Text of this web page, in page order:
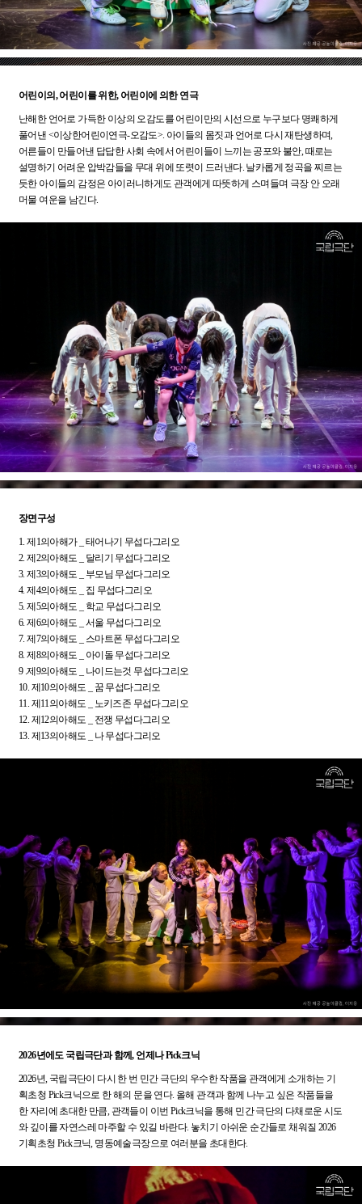
어린이의, 어린이를 위한, 어린이에 의한 연극
난해한 언어로 가득한 이상의 오감도를 어린이만의 시선으로 누구보다 명쾌하게
풀어낸 <이상한어린이연극-오감도>. 아이들의 몸짓과 언어로 다시 재탄생하며,
어른들이 만들어낸 답답한 사회 속에서 어린이들이 느끼는 공포와 불안, 때로는
설명하기 어려운 압박감들을 무대 위에 또렷이 드러낸다. 날카롭게 정곡을 찌르는
듯한 아이들의 감정은 아이러니하게도 관객에게 따뜻하게 스며들며 극장 안 오래
머물 여운을 남긴다.
장면구성
1. 제1의아해가 _ 태어나기 무섭다그리오
2. 제2의아해도 _ 달리기 무섭다그리오
3. 제3의아해도 _ 부모님 무섭다그리오
4. 제4의아해도 _ 집 무섭다그리오
5. 제5의아해도 _ 학교 무섭다그리오
6. 제6의아해도 _ 서울 무섭다그리오
7. 제7의아해도 _ 스마트폰 무섭다그리오
8. 제8의아해도 _ 아이돌 무섭다그리오
9 .제9의아해도 _ 나이드는것 무섭다그리오
10. 제10의아해도 _ 꿈 무섭다그리오
11. 제11의아해도 _ 노키즈존 무섭다그리오
12. 제12의아해도 _ 전쟁 무섭다그리오
13. 제13의아해도 _ 나 무섭다그리오
2026년에도 국립극단과 함께, 언제나 Pick크닉
2026년, 국립극단이 다시 한 번 민간 극단의 우수한 작품을 관객에게 소개하는 기
획초청 Pick크닉으로 한 해의 문을 연다. 올해 관객과 함께 나누고 싶은 작품들을
한 자리에 초대한 만큼, 관객들이 이번 Pick크닉을 통해 민간 극단의 다채로운 시도
와 깊이를 자연스레 마주할 수 있길 바란다. 놓치기 아쉬운 순간들로 채워질 2026
기획초청 Pick크닉, 명동예술극장으로 여러분을 초대한다.